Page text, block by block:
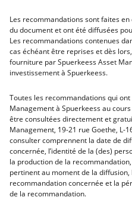
Les recommandations sont faites
du document et ont été diffusées
Les recommandations contenues
cas échéant être reprises et dès
fourniture par Spuerkeess Asset
investissement à Spuerkeess.
Toutes les recommandations qui
Management à Spuerkeess au
être consultées directement et
Management, 19-21 rue Goethe, L-
consulter comprennent la date de
concernée, l’identité de la (des)
la production de la
pertinent au moment de la
recommandation concernée et la
de la recommandation.